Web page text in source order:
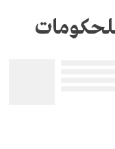
للحكومات